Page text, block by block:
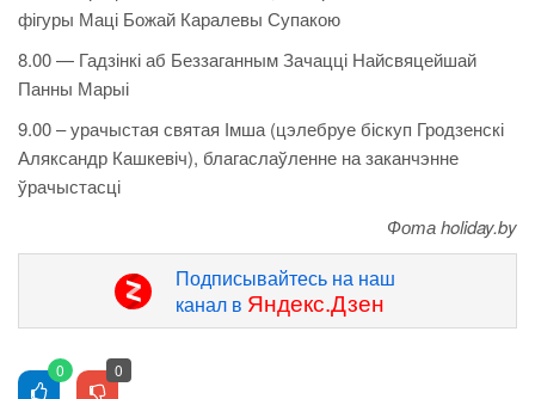
фігуры Маці Божай Каралевы Супакою
8.00 — Гадзінкі аб Беззаганным Зачацці Найсвяцейшай
Панны Марыі
9.00 – урачыстая святая Імша (цэлебруе біскуп Гродзенскі
Аляксандр Кашкевіч), благаслаўленне на заканчэнне
ўрачыстасці
Фота holiday.by
Подписывайтесь на наш
канал в Яндекс.Дзен
0 0